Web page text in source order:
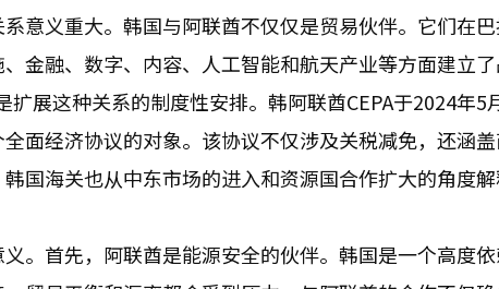
意义重大。韩国与阿联酋不仅仅是贸易伙伴。它们在
金融、数字、内容、人工智能和航天产业等方面建立
扩展这种关系的制度性安排。韩阿联酋CEPA于2024年5
面经济协议的对象。该协议不仅涉及关税减免，还涵
国海关也从中东市场的进入和资源国合作扩大的角度解
。首先，阿联酋是能源安全的伙伴。韩国是一个高度